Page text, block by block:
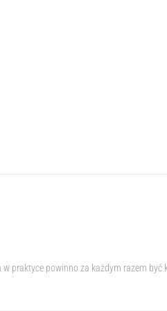
praktyce powinno za każdym razem